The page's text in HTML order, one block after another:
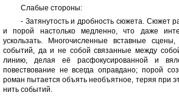
Слабые стороны:
- Затянутость и дробность сюжета. Сюжет
и порой настолько медленно, что даже
ускользать. Многочисленные вставные
событий, да и не собой связанные между
линию, делая её расфокусированной и
повествование не всегда оправдано; порой
роман пытается объять необъятное, теряя при
нить событий.